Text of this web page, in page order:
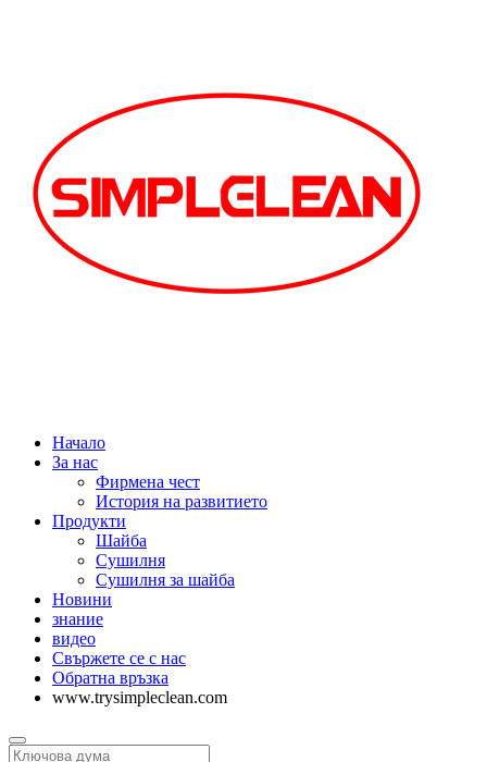
Начало
За нас
Фирмена чест
История на развитието
Продукти
Шайба
Сушилня
Сушилня за шайба
Новини
знание
видео
Свържете се с нас
Обратна връзка
www.trysimpleclean.com